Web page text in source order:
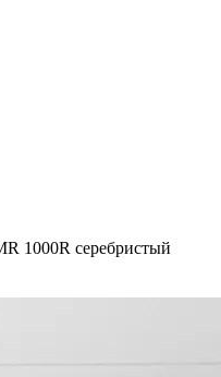
1000R серебристый